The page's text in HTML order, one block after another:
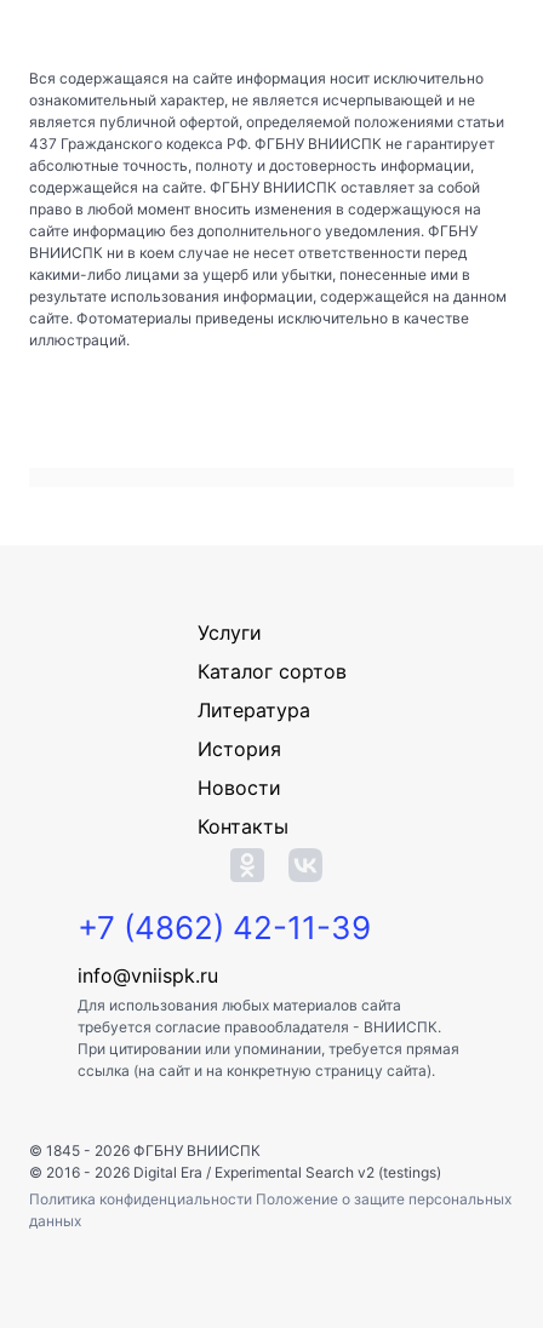
Вся содержащаяся на сайте информация носит исключительно
ознакомительный характер, не является исчерпывающей и не
является публичной офертой, определяемой положениями статьи
437 Гражданского кодекса РФ. ФГБНУ ВНИИСПК не гарантирует
абсолютные точность, полноту и достоверность информации,
содержащейся на сайте. ФГБНУ ВНИИСПК оставляет за собой
право в любой момент вносить изменения в содержащуюся на
сайте информацию без дополнительного уведомления. ФГБНУ
ВНИИСПК ни в коем случае не несет ответственности перед
какими-либо лицами за ущерб или убытки, понесенные ими в
результате использования информации, содержащейся на данном
сайте. Фотоматериалы приведены исключительно в качестве
иллюстраций.
Услуги
Каталог сортов
Литература
История
Новости
Контакты
+7 (4862) 42-11-39
info@vniispk.ru
Для использования любых материалов сайта
требуется согласие правообладателя - ВНИИСПК.
При цитировании или упоминании, требуется прямая
ссылка (на сайт и на конкретную страницу сайта).
© 1845 - 2026 ФГБНУ ВНИИСПК
© 2016 - 2026 Digital Era / Experimental Search v2 (testings)
Политика конфиденциальности Положение о защите персональных
данных